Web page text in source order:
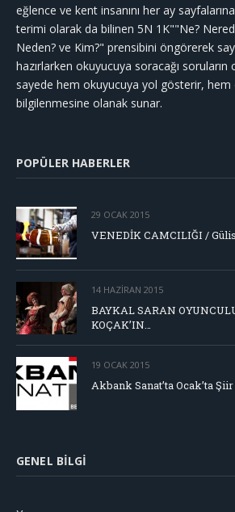
eğlence ve kent insanını her ay
terimi olarak da bilinen 5N 1K""Ne?
Neden? ve Kim?" prensibini öngörerek
hazırlarken okuyucuya soracağı soruların
sayede hem okuyucuya yol gösterir, hem
bilgilenmesine olanak sunar.
POPÜLER HABERLER
29 OCAK 2015
VENEDİK CAMCILIĞI /
14 HAZIRAN 2015
BAYKAL SARAN
KOÇAK’IN…
19 OCAK 2015
Akbank Sanat’ta Ocak’ta
GENEL BILGI